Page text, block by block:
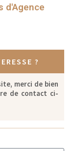
d'Agence
?
merci de bien
de contact ci-